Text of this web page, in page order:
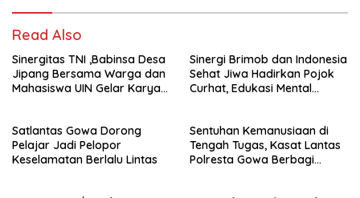
Read Also
Sinergitas TNI ,Babinsa Desa
Jipang Bersama Warga dan
Mahasiswa UIN Gelar Karya
Sinergi Brimob dan Indonesia
Sehat Jiwa Hadirkan Pojok
Curhat, Edukasi Mental
Satlantas Gowa Dorong
Pelajar Jadi Pelopor
Keselamatan Berlalu Lintas
Sentuhan Kemanusiaan di
Tengah Tugas, Kasat Lantas
Polresta Gowa Berbagi